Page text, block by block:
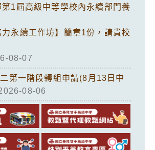
1屆高級中等學校內永續部門養
永續工作坊】簡章1份，請貴校
08-07
第一階段轉組申請(8月13日中
08-06